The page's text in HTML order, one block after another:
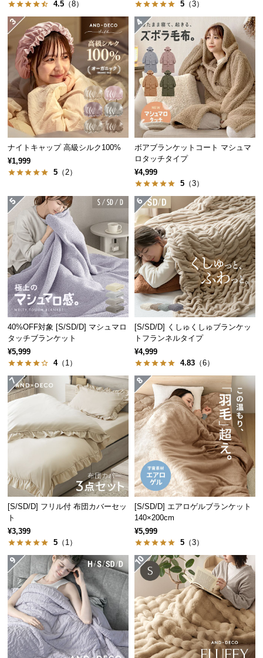
梱
設
置
サ
ー
ビ
ス
に
つ
い
て
入
経
路
に
つ
い
て
返
品・
キ
ャ
ン
セ
ル
い
保
証
に
い
て
会
員
規
約
に
つ
い
さまざまなシーンに対応
使い勝手が万能だから、さまざまなシーンや用途に
合わせてご使用いただけます。
1 2 3
毎日のご使用に
ベッドやマットレスと併用でのご使用も可能です。
中空ポリエステル100%のふわふわ中綿
ふんだんに空気を含んだ約1.9㎏の中綿は暖かく、ふ
わふわとした掛け布団です。
掛け布団（中綿） 約 1.9 ㎏
底付き感のない敷き布団
中綿をたっぷり約3.2㎏使用した、底付き感のないボ
リュームのある敷き布団です。
4.5 （8）
5 （3）
ナイトキャップ 高級シルク100%
¥1,999
5 （2）
ボアブランケットコート マシュマ
ロタッチタイプ
¥4,999
5 （3）
40%OFF対象 [S/SD/D] マシュマロ
タッチブランケット
¥5,999
4（1）
[S/SD/D] くしゅくしゅブランケッ
トフランネルタイプ
¥4,999
4.83 （6）
[S/SD/D] フリル付 布団カバーセッ
ト
¥3,399
5 （1）
[S/SD/D] エアロゲルブランケット
140×200cm
¥5,999
5 （3）